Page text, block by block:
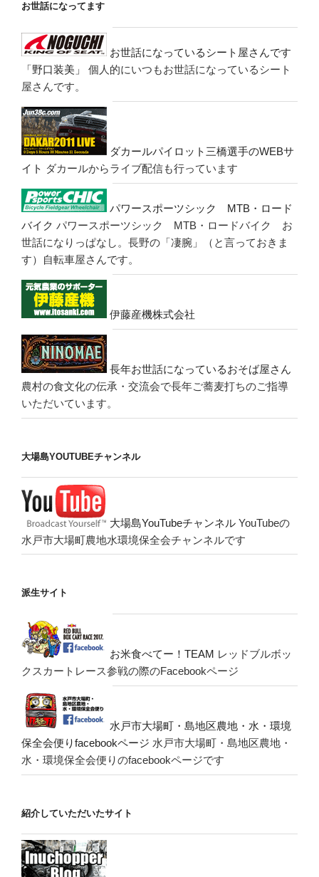
お世話になってます
お世話になっているシート屋さんです
「野口装美」
個人的にいつもお世話になっているシート
屋さんです。
ダカールパイロット三橋選手のWEBサ
イト ダカールからライブ配信も行っています
パワースポーツシック MTB・ロード
バイク パワースポーツシック MTB・ロードバイク お
世話になりっぱなし。長野の「凄腕」（と言っておきま
す）自転車屋さんです。
伊藤産機株式会社
長年お世話になっているおそば屋さん
農村の食文化の伝承・交流会で長年ご蕎麦打ちのご指導
いただいています。
大場島YOUTUBEチャンネル
大場島YouTubeチャンネル YouTubeの
水戸市大場町農地水環境保全会チャンネルです
派生サイト
お米食べてー！TEAM レッドブルボッ
クスカートレース参戦の際のFacebookページ
水戸市大場町・島地区農地・水・環境
保全会便りfacebookページ 水戸市大場町・島地区農地・
水・環境保全会便りのfacebookページです
紹介していただいたサイト